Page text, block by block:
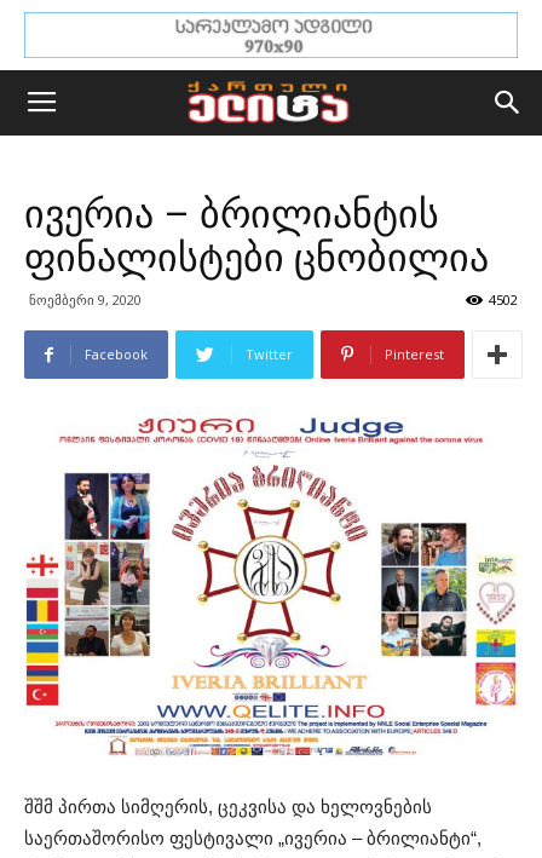
ივერია – ბრილიანტის
ფინალისტები ცნობილია
ნოემბერი 9, 2020 4502
Facebook Twitter Pinterest
შშმ პირთა სიმღერის, ცეკვისა და ხელოვნების
საერთაშორისო ფესტივალი „ივერია – ბრილიანტი“,